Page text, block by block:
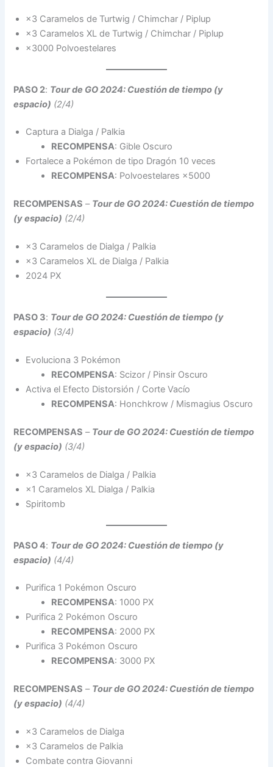
×3 Caramelos de Turtwig / Chimchar / Piplup
×3 Caramelos XL de Turtwig / Chimchar / Piplup
×3000 Polvoestelares
PASO 2: Tour de GO 2024: Cuestión de tiempo (y
espacio) (2/4)
Captura a Dialga / Palkia
RECOMPENSA: Gible Oscuro
Fortalece a Pokémon de tipo Dragón 10 veces
RECOMPENSA: Polvoestelares ×5000
RECOMPENSAS – Tour de GO 2024: Cuestión de tiempo
(y espacio) (2/4)
×3 Caramelos de Dialga / Palkia
×3 Caramelos XL de Dialga / Palkia
2024 PX
PASO 3: Tour de GO 2024: Cuestión de tiempo (y
espacio) (3/4)
Evoluciona 3 Pokémon
RECOMPENSA: Scizor / Pinsir Oscuro
Activa el Efecto Distorsión / Corte Vacío
RECOMPENSA: Honchkrow / Mismagius Oscuro
RECOMPENSAS – Tour de GO 2024: Cuestión de tiempo
(y espacio) (3/4)
×3 Caramelos de Dialga / Palkia
×1 Caramelos XL Dialga / Palkia
Spiritomb
PASO 4: Tour de GO 2024: Cuestión de tiempo (y
espacio) (4/4)
Purifica 1 Pokémon Oscuro
RECOMPENSA: 1000 PX
Purifica 2 Pokémon Oscuro
RECOMPENSA: 2000 PX
Purifica 3 Pokémon Oscuro
RECOMPENSA: 3000 PX
RECOMPENSAS – Tour de GO 2024: Cuestión de tiempo
(y espacio) (4/4)
×3 Caramelos de Dialga
×3 Caramelos de Palkia
Combate contra Giovanni